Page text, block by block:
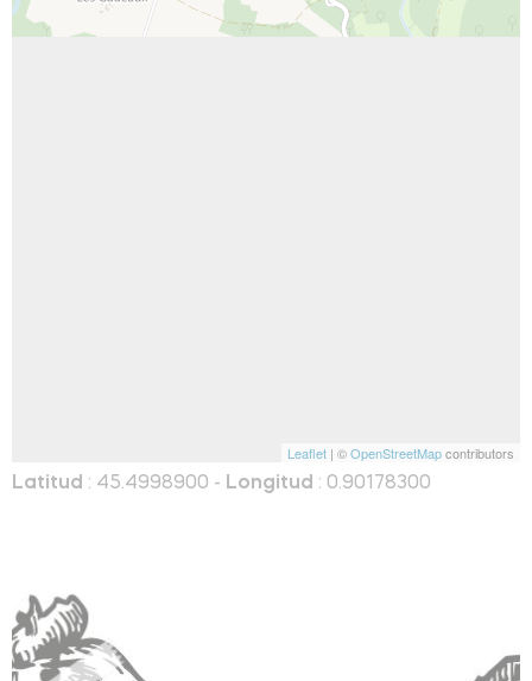
Leaflet | ©OpenStreetMapcontributors
Latitud : 45.4998900 - Longitud : 0.90178300